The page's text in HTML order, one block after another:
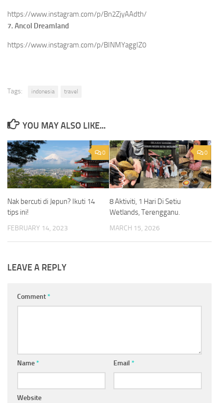
https://www.instagram.com/p/Bn2ZjyAAdth/
7. Ancol Dreamland
https://www.instagram.com/p/BINMYaggIZ0
Tags: indonesia travel
YOU MAY ALSO LIKE...
0
Nak bercuti di Jepun? Ikuti 14
tips ini!
FEBRUARY 14, 2023
0
8 Aktiviti, 1 Hari Di Setiu
Wetlands, Terengganu.
MARCH 15, 2026
LEAVE A REPLY
Comment*
Name* Email *
Website